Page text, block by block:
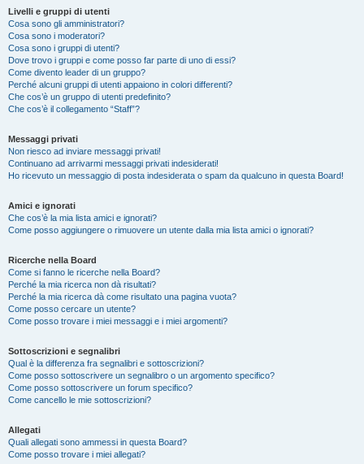
Livelli e gruppi di utenti
Cosa sono gli amministratori?
Cosa sono i moderatori?
Cosa sono i gruppi di utenti?
Dove trovo i gruppi e come posso far parte di uno di essi?
Come divento leader di un gruppo?
Perché alcuni gruppi di utenti appaiono in colori differenti?
Che cos’è un gruppo di utenti predefinito?
Che cos’è il collegamento “Staff”?
Messaggi privati
Non riesco ad inviare messaggi privati!
Continuano ad arrivarmi messaggi privati indesiderati!
Ho ricevuto un messaggio di posta indesiderata o spam da qualcuno in questa Board!
Amici e ignorati
Che cos’è la mia lista amici e ignorati?
Come posso aggiungere o rimuovere un utente dalla mia lista amici o ignorati?
Ricerche nella Board
Come si fanno le ricerche nella Board?
Perché la mia ricerca non dà risultati?
Perché la mia ricerca dà come risultato una pagina vuota?
Come posso cercare un utente?
Come posso trovare i miei messaggi e i miei argomenti?
Sottoscrizioni e segnalibri
Qual è la differenza fra segnalibri e sottoscrizioni?
Come posso sottoscrivere un segnalibro o un argomento specifico?
Come posso sottoscrivere un forum specifico?
Come cancello le mie sottoscrizioni?
Allegati
Quali allegati sono ammessi in questa Board?
Come posso trovare i miei allegati?